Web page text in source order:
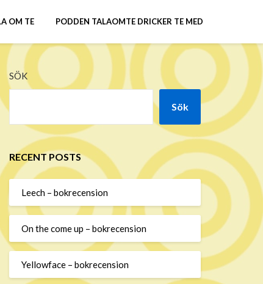
OM TE PODDEN TALAOMTE DRICKER TE MED
SÖK
Sök
RECENT POSTS
Leech – bokrecension
On the come up – bokrecension
Yellowface – bokrecension